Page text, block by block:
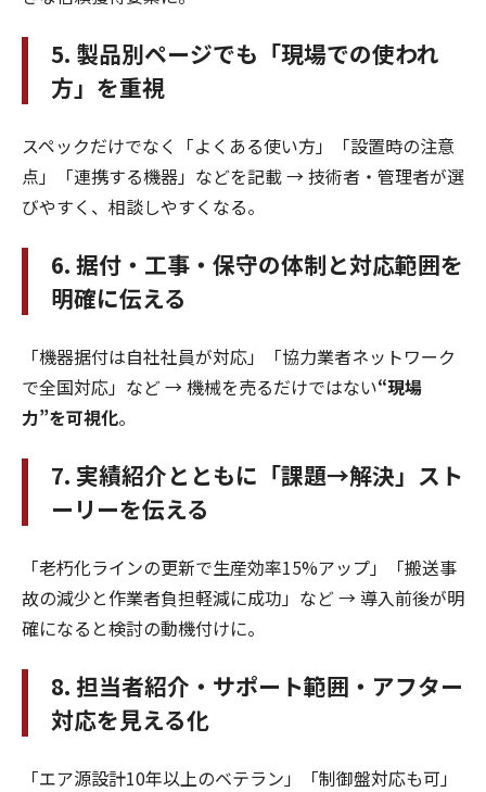
5. 製品別ページでも「現場での使われ
方」を重視
スペックだけでなく「よくある使い方」「設置時の注意
点」「連携する機器」などを記載 → 技術者・管理者が選
びやすく、相談しやすくなる。
6. 据付・工事・保守の体制と対応範囲を
明確に伝える
「機器据付は自社社員が対応」「協力業者ネットワーク
で全国対応」など → 機械を売るだけではない“現場
力”を可視化。
7. 実績紹介とともに「課題→解決」スト
ーリーを伝える
「老朽化ラインの更新で生産効率15%アップ」「搬送事
故の減少と作業者負担軽減に成功」など → 導入前後が明
確になると検討の動機付けに。
8. 担当者紹介・サポート範囲・アフター
対応を見える化
「エア源設計10年以上のベテラン」「制御盤対応も可」